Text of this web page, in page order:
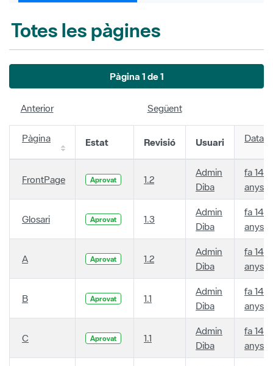
Totes les pàgines
Pàgina 1 de 1
Anterior Següent
Pàgina Estat Revisió Usuari Data
FrontPage Aprovat 1.2
Admin
Diba
fa 14
anys
Glosari Aprovat 1.3
Admin
Diba
fa 14
anys
A Aprovat 1.2
Admin
Diba
fa 14
anys
B Aprovat 1.1
Admin
Diba
fa 14
anys
C Aprovat 1.1
Admin
Diba
fa 14
anys